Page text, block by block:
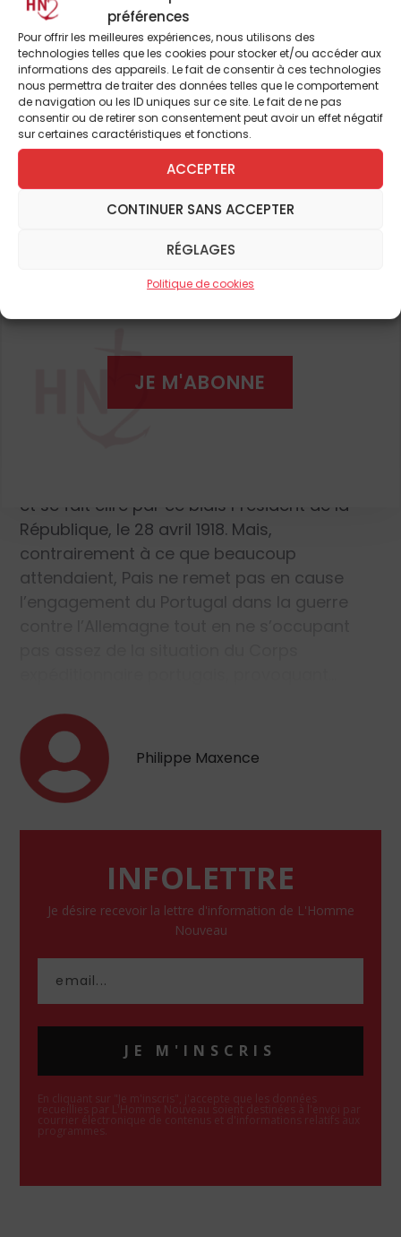
préférences
Pour offrir les meilleures expériences, nous utilisons des
technologies telles que les cookies pour stocker et/ou accéder aux
informations des appareils. Le fait de consentir à ces technologies
nous permettra de traiter des données telles que le comportement
de navigation ou les ID uniques sur ce site. Le fait de ne pas
consentir ou de retirer son consentement peut avoir un effet négatif
sur certaines caractéristiques et fonctions.
ACCEPTER
CONTINUER SANS ACCEPTER
RÉGLAGES
Politique de cookies
différentes apparitions de Notre Dame en
1917. Des foules de plus en plus nombreuses
se déplacent sur les lieux pour s’associer
aux voyants. La politique s’en mêle aussi. Le 8
décembre 1917, en la fête de l’Immaculée
Conception, l’ancien ambassadeur du
Portugal en Allemagne, le général Sidónio
Pais renverse le président Bernardino
Machado, dissout les assemblées et établit
fin aux exactions de la République
gouvernement irresponsable et rétablir les
liens avec le peuple.
Retour vers l’Église
Ancien franc-maçon, Sidónio Pais rétablit
et se fait élire par ce biais Président de la
République, le 28 avril 1918. Mais,
contrairement à ce que beaucoup
attendaient, Pais ne remet pas en cause
l’engagement du Portugal dans la guerre
Pour continuer à lire cet
article
et de nombreux autres
ABONNEZ-VOUS DÈS À
JE M'ABONNE
Philippe Maxence
INFOLETTRE
Je désire recevoir la lettre d'information de L'Homme
Nouveau
JE M'INSCRIS
En cliquant sur "Je m'inscris", j'accepte que les données
recueillies par L'Homme Nouveau soient destinées à l'envoi par
courrier électronique de contenus et d'informations relatifs aux
programmes.